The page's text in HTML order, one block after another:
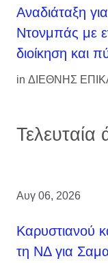
Αναδιάταξη
Ντονμπάς με
διοίκηση και
in ΔΙΕΘΝΗΣ
Τελευταία
Αυγ 06, 2026
τη ΝΔ για